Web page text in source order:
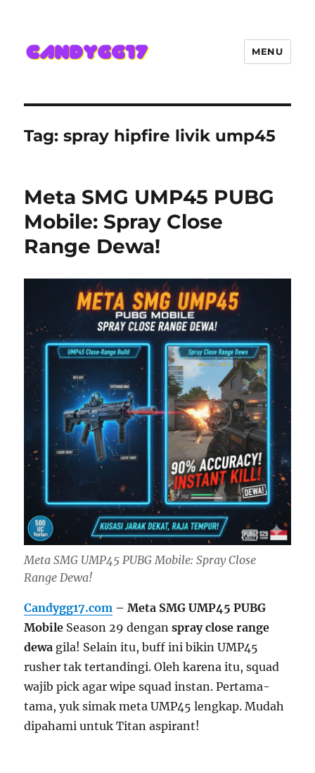
Hadir Semakin Mantap Jackpot
MENU
Tag:spray hipfire livik ump45
Meta SMG UMP45 PUBG
Mobile: Spray Close
Range Dewa!
Meta SMG UMP45 PUBG Mobile: Spray Close
Range Dewa!
Candygg17.com – Meta SMG UMP45 PUBG
Mobile Season 29 denganspray close range
dewa gila! Selain itu, buff ini bikin UMP45
rusher tak tertandingi. Oleh karena itu, squad
wajib pick agar wipe squad instan. Pertama-
tama, yuk simak meta UMP45 lengkap. Mudah
dipahami untuk Titan aspirant!